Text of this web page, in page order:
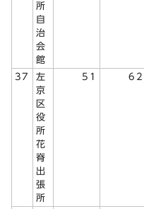
所
自
治
会
館
37
左
京
区
役
所
花
脊
出
張
所
51 62